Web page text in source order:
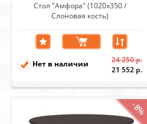
Стол "Амфора" (1020х350 /
Слоновая кость)
Нет в наличии
24 250 р.
21 552 р.
-8%